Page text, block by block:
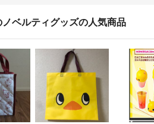
ベルティグッズの人気商品